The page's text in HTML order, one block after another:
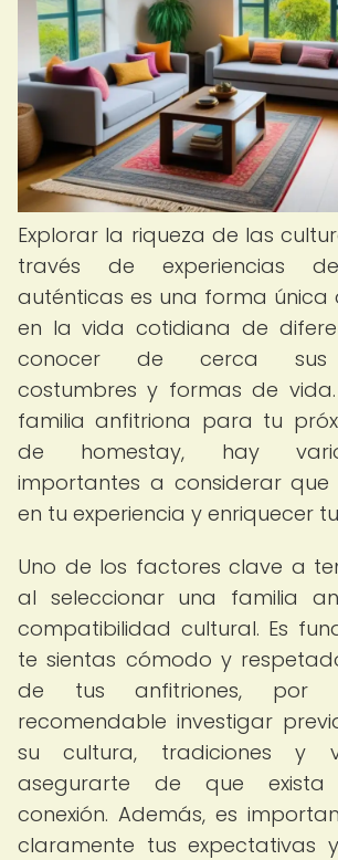
Explorar la riqueza de las
través de experiencias
auténticas es una forma única
en la vida cotidiana de
conocer de cerca sus
costumbres y formas de
familia anfitriona para tu
de homestay, hay
importantes a considerar que
en tu experiencia y enriquecer
Uno de los factores clave a
al seleccionar una familia
compatibilidad cultural. Es
te sientas cómodo y
de tus anfitriones,
recomendable investigar
su cultura, tradiciones y
asegurarte de que
conexión. Además, es
claramente tus expectativas